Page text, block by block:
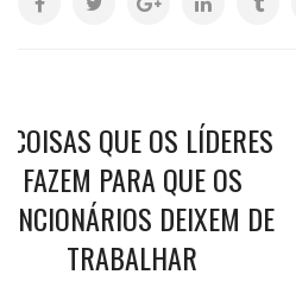
COISAS QUE OS LÍDERES
FAZEM PARA QUE OS
DEIXEM DE
TRABALHAR